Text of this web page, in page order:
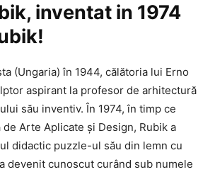
inventat in 1974
(Ungaria) în 1944, călătoria lui Erno
aspirant la profesor de arhitectură
său inventiv. În 1974, în timp ce
de Arte Aplicate și Design, Rubik a
didactic puzzle-ul său din lemn cu
devenit cunoscut curând sub numele